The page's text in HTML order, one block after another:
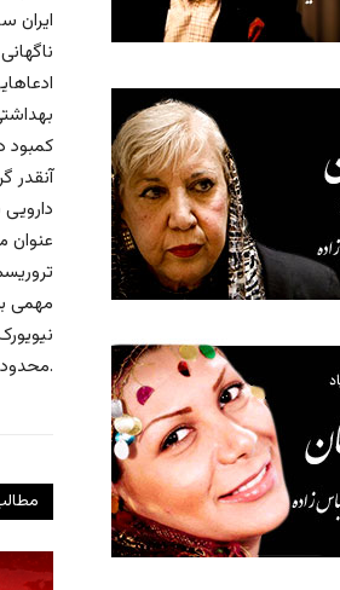
ایران
کمبود
آنقدر
عنوان
مهمی
محدودیت مواجه شوند.